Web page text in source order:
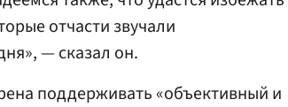
отчасти звучали
— сказал он.
поддерживать «объективный и